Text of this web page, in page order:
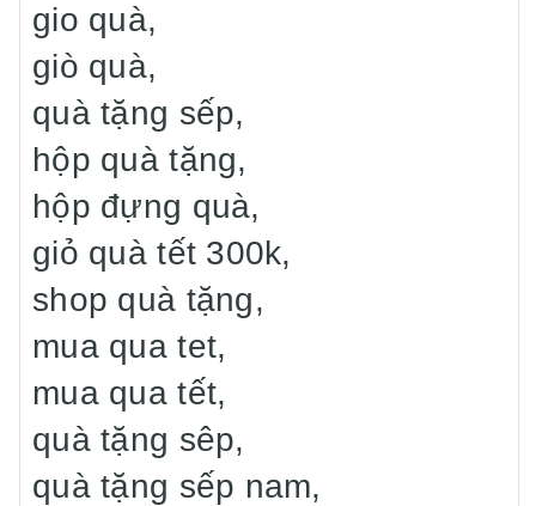
gio quà,
giò quà,
quà tặng sếp,
hộp quà tặng,
hộp đựng quà,
giỏ quà tết 300k,
shop quà tặng,
mua qua tet,
mua qua tết,
quà tặng sêp,
quà tặng sếp nam,